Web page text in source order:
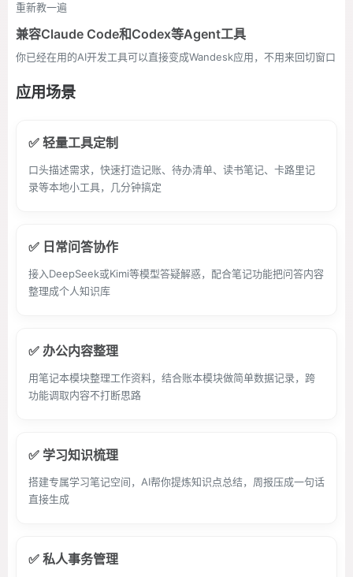
重新教一遍
兼容Claude Code和Codex等Agent工具
你已经在用的AI开发工具可以直接变成Wandesk应用，不用来回切窗口
应用场景
✅ 轻量工具定制
口头描述需求，快速打造记账、待办清单、读书笔记、卡路里记
录等本地小工具，几分钟搞定
✅ 日常问答协作
接入DeepSeek或Kimi等模型答疑解惑，配合笔记功能把问答内容
整理成个人知识库
✅ 办公内容整理
用笔记本模块整理工作资料，结合账本模块做简单数据记录，跨
功能调取内容不打断思路
✅ 学习知识梳理
搭建专属学习笔记空间，AI帮你提炼知识点总结，周报压成一句话
直接生成
✅ 私人事务管理